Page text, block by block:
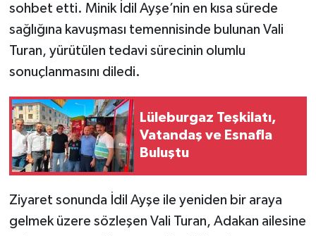
sohbet etti. Minik İdil Ayşe’nin en kısa sürede
sağlığına kavuşması temennisinde bulunan Vali
Turan, yürütülen tedavi sürecinin olumlu
sonuçlanmasını diledi.
Lüleburgaz Teşkilatı,
Vatandaş ve Esnafla
Buluştu
Ziyaret sonunda İdil Ayşe ile yeniden bir araya
gelmek üzere sözleşen Vali Turan, Adakan ailesine